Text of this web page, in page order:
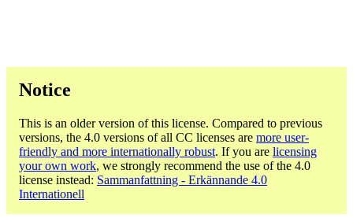
Notice
This is an older version of this license. Compared to previous
versions, the 4.0 versions of all CC licenses are more user-
friendly and more internationally robust. If you are licensing
your own work, we strongly recommend the use of the 4.0
license instead: Sammanfattning - Erkännande 4.0
Internationell